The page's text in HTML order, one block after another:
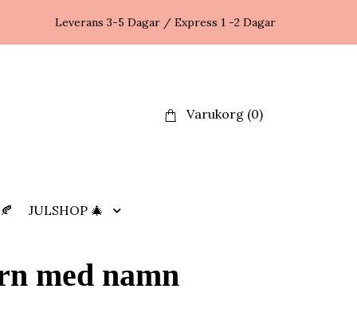
Leverans 3-5 Dagar / Express 1 -2 Dagar
Varukorg (0)
JULSHOP 🎄
med namn